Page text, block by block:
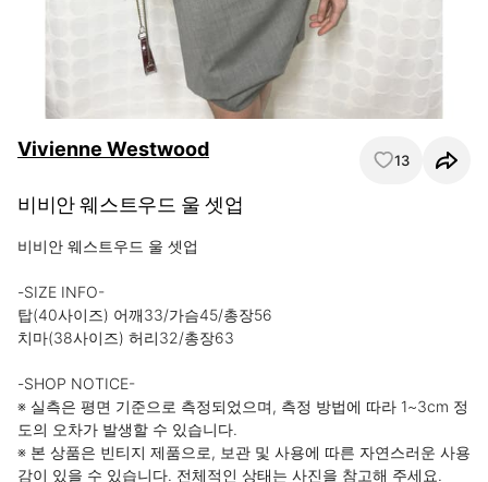
Vivienne Westwood 13
비비안 웨스트우드 울 셋업
비비안 웨스트우드 울 셋업
-SIZE INFO-
탑(40사이즈) 어깨33/가슴45/총장56
치마(38사이즈) 허리32/총장63
-SHOP NOTICE-
※ 실측은 평면 기준으로 측정되었으며, 측정 방법에 따라 1~3cm 정
도의 오차가 발생할 수 있습니다.
※ 본 상품은 빈티지 제품으로, 보관 및 사용에 따른 자연스러운 사용
감이 있을 수 있습니다. 전체적인 상태는 사진을 참고해 주세요.